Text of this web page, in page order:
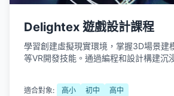
Delightex 遊戲設計課程
學習創建虛擬現實環境，掌握3D場景建
等VR開發技能。通過編程和設計構建沉
適合對象: 高小 初中 高中